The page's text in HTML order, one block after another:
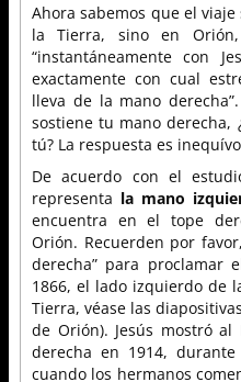
Ahora sabemos que el
la Tierra, sino en
“instantáneamente con
exactamente con cual
lleva de la mano
sostiene tu mano derecha,
tú? La respuesta es
De acuerdo con el
representa la mano
encuentra en el tope
Orión. Recuerden por
derecha” para proclamar
1866, el lado izquierdo de
Tierra, véase las
de Orión). Jesús mostró
derecha en 1914,
cuando los hermanos